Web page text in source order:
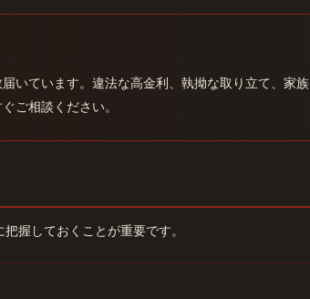
いています。違法な高金利、執拗な取り立て、家族
ご相談ください。
握しておくことが重要です。